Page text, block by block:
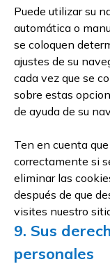
Puede utilizar su
automática o
se coloquen
ajustes de su
cada vez que se
sobre estas
de ayuda de su
Ten en cuenta
correctamente si
eliminar las
después de que
visites nuestro
9. Sus
personales